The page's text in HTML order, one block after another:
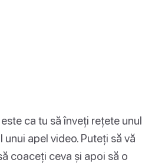
ca tu să înveți rețete unul
apel video. Puteți să vă
coaceți ceva și apoi să o